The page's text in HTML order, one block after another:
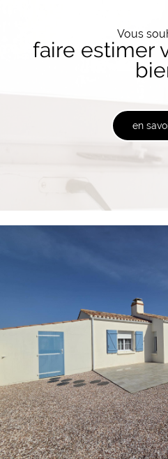
Vous
faire estimer
en